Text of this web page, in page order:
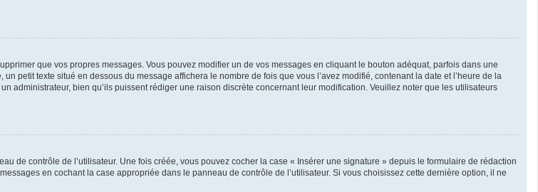
que vos propres messages. Vous pouvez modifier un de vos messages en cliquant le bouton adéquat, parfois dans une
petit texte situé en dessous du message affichera le nombre de fois que vous l’avez modifié, contenant la date et l’heure de la
administrateur, bien qu’ils puissent rédiger une raison discrète concernant leur modification. Veuillez noter que les utilisateurs
de contrôle de l’utilisateur. Une fois créée, vous pouvez cocher la case « Insérer une signature » depuis le formulaire de rédaction
en cochant la case appropriée dans le panneau de contrôle de l’utilisateur. Si vous choisissez cette dernière option, il ne